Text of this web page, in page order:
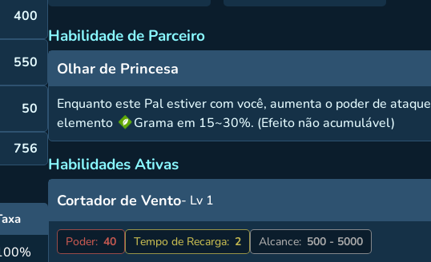
400
550
50
756
Habilidade de Parceiro
Olhar de Princesa
Enquanto este Pal estiver com você, aumenta o poder de
elemento
Grama em 15~30%. (Efeito não acumulável)
Habilidades Ativas
Cortador de Vento- Lv 1
Poder: 40 Tempo de Recarga: 2 Alcance: 500 - 5000